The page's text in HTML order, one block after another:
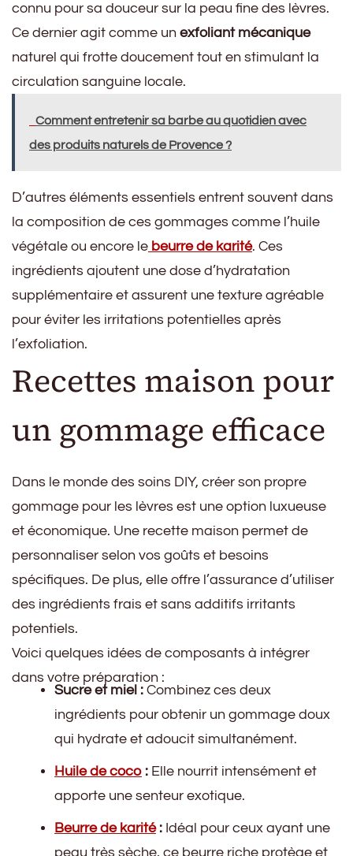
connu pour sa douceur sur la peau fine des lèvres.
Ce dernier agit comme un exfoliant mécanique
naturel qui frotte doucement tout en stimulant la
circulation sanguine locale.
Comment entretenir sa barbe au quotidien avec
des produits naturels de Provence ?
D’autres éléments essentiels entrent souvent dans
la composition de ces gommages comme l’huile
végétale ou encore le beurre de karité. Ces
ingrédients ajoutent une dose d’hydratation
supplémentaire et assurent une texture agréable
pour éviter les irritations potentielles après
l’exfoliation.
Recettes maison pour
un gommage efficace
Dans le monde des soins DIY, créer son propre
gommage pour les lèvres est une option luxueuse
et économique. Une recette maison permet de
personnaliser selon vos goûts et besoins
spécifiques. De plus, elle offre l’assurance d’utiliser
des ingrédients frais et sans additifs irritants
potentiels.
Voici quelques idées de composants à intégrer
dans votre préparation :
Sucre et miel : Combinez ces deux
ingrédients pour obtenir un gommage doux
qui hydrate et adoucit simultanément.
Huile de coco : Elle nourrit intensément et
apporte une senteur exotique.
Beurre de karité: Idéal pour ceux ayant une
peau très sèche, ce beurre riche protège et